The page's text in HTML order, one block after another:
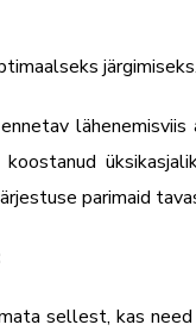
järgimiseks.
parimaid
sellest, kas